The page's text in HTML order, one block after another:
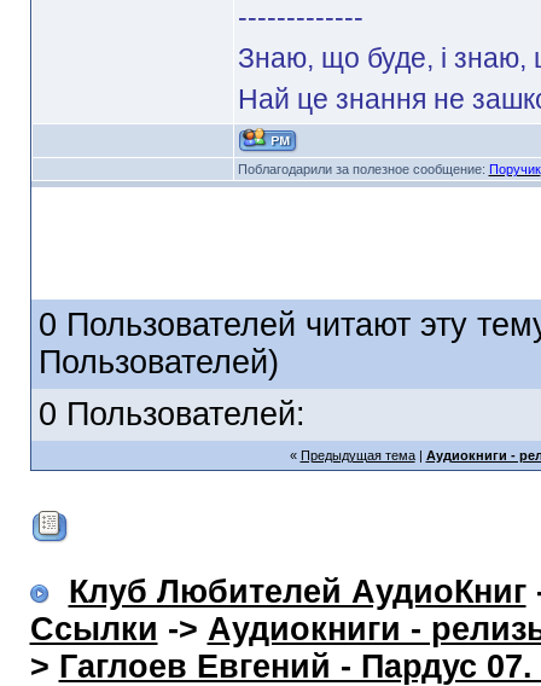
-------------
Знаю, що буде, і знаю,
Най це знання не
Поблагодарили за полезное сообщение: Поручик
0 Пользователей читают эту
Пользователей)
0 Пользователей:
« Предыдущая тема| Аудиокниги -
Клуб Любителей АудиоКниг
Ссылки -> Аудиокниги -
> Гаглоев Евгений - Пардус